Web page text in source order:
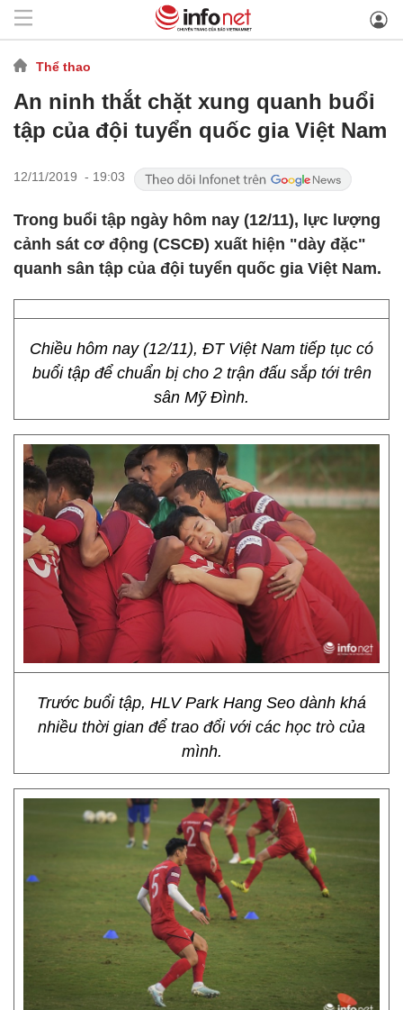
Thể thao
An ninh thắt chặt xung quanh buổi
tập của đội tuyển quốc gia Việt Nam
12/11/2019 - 19:03
Trong buổi tập ngày hôm nay (12/11), lực lượng
cảnh sát cơ động (CSCĐ) xuất hiện "dày đặc"
quanh sân tập của đội tuyển quốc gia Việt Nam.
Chiều hôm nay (12/11), ĐT Việt Nam tiếp tục có
buổi tập để chuẩn bị cho 2 trận đấu sắp tới trên
sân Mỹ Đình.
Trước buổi tập, HLV Park Hang Seo dành khá
nhiều thời gian để trao đổi với các học trò của
mình.